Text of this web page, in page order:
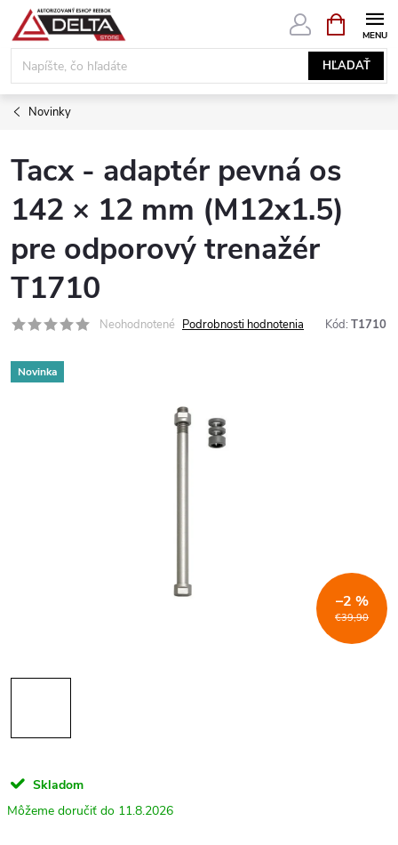
Prejsť
obsah
HĽADAŤ
KOŠÍK
Novinky
Tacx - adaptér pevná os
142 × 12 mm (M12x1.5)
pre odporový trenažér
T1710
Neohodnotené Podrobnosti hodnotenia Kód: T1710
Novinka
€39,90
–2 %
Skladom
11.8.2026